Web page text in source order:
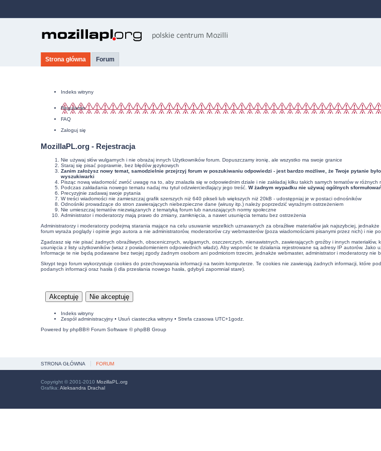
Strona główna Forum
Indeks witryny
Regulamin
FAQ
Zaloguj się
MozillaPL.org - Rejestracja
Nie używaj słów wulgarnych i nie obrażaj innych Użytkowników forum. Dopuszczamy ironię, ale wszystko ma swoje granice
Staraj się pisać poprawnie, bez błędów językowych
Zanim założysz nowy temat, samodzielnie przejrzyj forum w poszukiwaniu odpowiedzi - jest bardzo możliwe, że Twoje pytanie
wyszukiwarki
Pisząc nową wiadomość zwróć uwagę na to, aby znalazła się w odpowiednim dziale i nie zakładaj kilku takich samych tematów w różnych
Podczas zakładania nowego tematu nadaj mu tytuł odzwierciedlający jego treść. W żadnym wypadku nie używaj ogólnych
Precyzyjnie zadawaj swoje pytania
W treści wiadomości nie zamieszczaj grafik szerszych niż 640 pikseli lub większych niż 20kB - udostępniaj je w postaci odnośników
Odnośniki prowadzące do stron zawierających niebezpieczne dane (wirusy itp.) należy poprzedzić wyraźnym ostrzeżeniem
Nie umieszczaj tematów niezwiązanych z tematyką forum lub naruszających normy społeczne
Administrator i moderatorzy mają prawo do zmiany, zamknięcia, a nawet usunięcia tematu bez ostrzeżenia
Administratorzy i moderatorzy podejmą starania mające na celu usuwanie wszelkich uznawanych za obraźliwe materiałów jak najszybciej,
forum wyraża poglądy i opinie jego autora a nie administratorów, moderatorów czy webmasterów (poza wiadomościami pisanymi przez nich) i nie
Zgadzasz się nie pisać żadnych obraźliwych, obscenicznych, wulgarnych, oszczerczych, nienawistnych, zawierających groźby i innych
usunięcia z listy użytkowników (wraz z powiadomieniem odpowiednich władz). Aby wspomóc te działania rejestrowane są adresy IP autorów.
Informacje te nie będą podawane bez twojej zgody żadnym osobom ani podmiotom trzecim, jednakże webmaster, administrator i moderatorzy
Skrypt tego forum wykorzystuje cookies do przechowywania informacji na twoim komputerze. Te cookies nie zawierają żadnych informacji, które
podanych informacji oraz hasła (i dla przesłania nowego hasła, gdybyś zapomniał stare).
Indeks witryny
Zespół administracyjny• Usuń ciasteczka witryny• Strefa czasowa UTC+1godz.
Powered by phpBB® Forum Software © phpBB Group
STRONA GŁÓWNA FORUM
Copyright © 2001-2010 MozillaPL.org
Grafika: Aleksandra Drachal